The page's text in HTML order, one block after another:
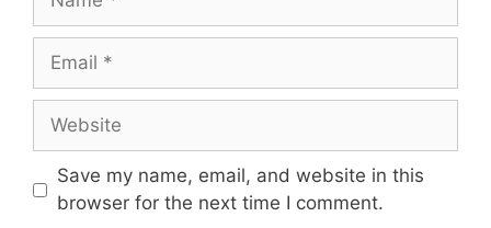
Email
Website
Save my name, email, and website in this
browser for the next time I comment.